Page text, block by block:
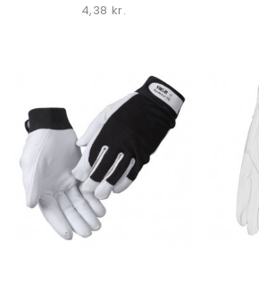
4,38 kr.